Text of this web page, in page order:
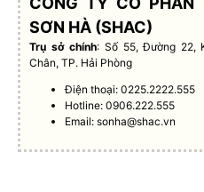
SƠN HÀ (SHAC)
Trụ sở chính: Số 55, Đường 22,
Chân, TP. Hải Phòng
Điện thoại: 0225.2222.555
Hotline: 0906.222.555
Email:sonha@shac.vn